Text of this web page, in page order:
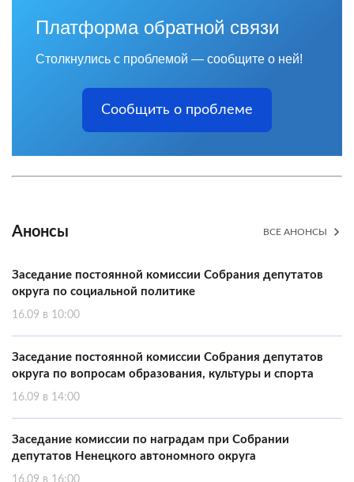
Платформа обратной связи
Столкнулись с проблемой — сообщите о ней!
Сообщить о проблеме
Анонсы ВСЕ АНОНСЫ
Заседание постоянной комиссии Собрания депутатов
округа по социальной политике
16.09 в 10:00
Заседание постоянной комиссии Собрания депутатов
округа по вопросам образования, культуры и спорта
16.09 в 14:00
Заседание комиссии по наградам при Собрании
депутатов Ненецкого автономного округа
16.09 в 16:00